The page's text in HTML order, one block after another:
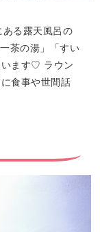
る露天風呂の
茶の湯」「すい
います♡ ラウン
食事や世間話